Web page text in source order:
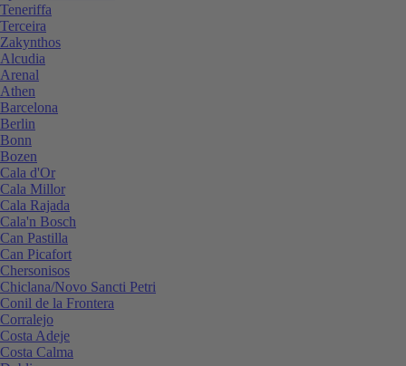
Teneriffa
Terceira
Zakynthos
Alcudia
Arenal
Athen
Barcelona
Berlin
Bonn
Bozen
Cala d'Or
Cala Millor
Cala Rajada
Cala'n Bosch
Can Pastilla
Can Picafort
Chersonisos
Chiclana/Novo Sancti Petri
Conil de la Frontera
Corralejo
Costa Adeje
Costa Calma